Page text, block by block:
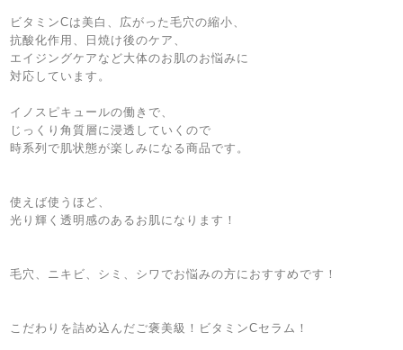
ビタミンCは美白、広がった毛穴の縮小、
抗酸化作用、日焼け後のケア、
エイジングケアなど大体のお肌のお悩みに
対応しています。
イノスピキュールの働きで、
じっくり角質層に浸透していくので
時系列で肌状態が楽しみになる商品です。
使えば使うほど、
光り輝く透明感のあるお肌になります！
毛穴、ニキビ、シミ、シワでお悩みの方におすすめです！
こだわりを詰め込んだご褒美級！ビタミンCセラム！